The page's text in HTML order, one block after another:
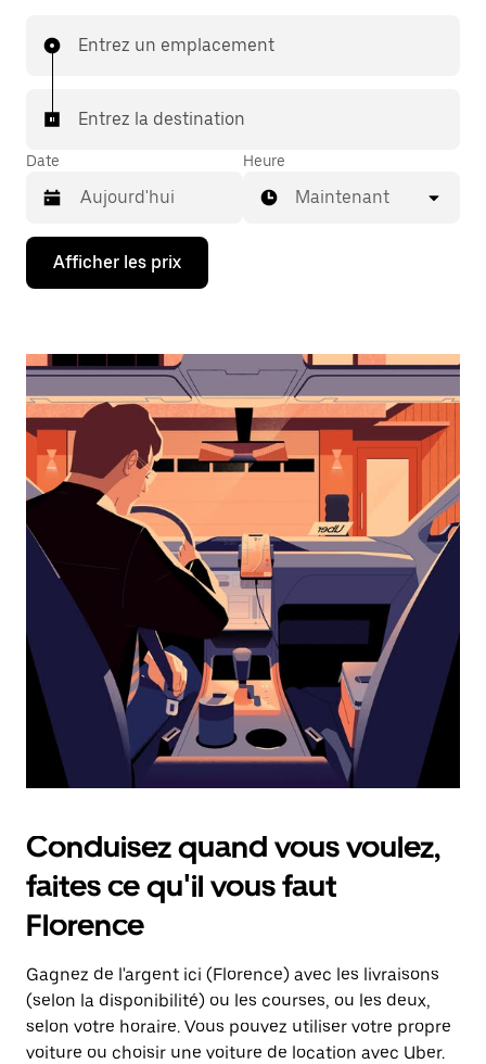
Entrez un emplacement
Entrez la destination
Date
Appuyez
la
bas
interagir
avec
calendrier
et
sélectionner
une
date.
Appuyez
d'échappement
pour
fermer
calendrier.
Heure
Maintenant
Afficher les prix
Conduisez quand vous voulez,
faites ce qu'il vous faut
Florence
Gagnez de l'argent ici (Florence) avec les livraisons
(selon la disponibilité) ou les courses, ou les deux,
selon votre horaire. Vous pouvez utiliser votre propre
voiture ou choisir une voiture de location avec Uber.